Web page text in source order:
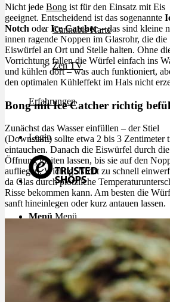
Cannabis Karte
Zen TV
Erfahrungen
Login
Menü Menü
Nicht jede Bong ist für den Einsatz mit Eis
geeignet. Entscheidend ist das sogenannte
Notch oderIce Catcher– das sind kleine
innen ragende Noppen im Glasrohr, die die
Eiswürfel an Ort und Stelle halten. Ohne
Vorrichtung fallen die Würfel einfach ins
und kühlen dort – was auch funktioniert,
den optimalen Kühleffekt im Hals nicht
Bong mit Ice Catcher richtig
Zunächst das Wasser einfüllen – der Stiel
(Downstam) sollte etwa 2 bis 3 Zentimeter
eintauchen. Danach die Eiswürfel durch die
Öffnung gleiten lassen, bis sie auf den
aufliegen. Wichtig: Nicht zu schnell
da Glas durch plötzliche
Risse bekommen kann. Am besten die
sanft hineinlegen oder kurz antauen lassen.